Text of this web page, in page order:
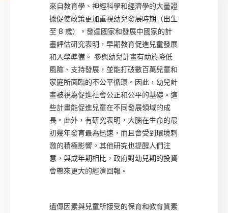
來自教育學、神經科學和經濟學的大量證
據促使政策更加重視幼兒發展時期（出生
至 8 歲）。發達國家和發展中國家的計
畫評估研究表明，早期教育促進兒童發展
和入學準備。 參與幼兒計畫有助於降低
風險、支持發展，並能打破數百萬兒童和
家庭所面臨的不公平循環。因此，幼兒計
畫被視為促進社會公正和公平的基礎。這
些計畫能促進兒童在不同發展領域的成
長。此外，有研究表明，大腦在生命的最
初幾年發育最為迅速，而且會受到環境刺
激的積極影響。其他研究也提醒人們注
意，與成年期相比，政府對幼兒期的投資
會帶來更大的經濟回報。
遺傳因素與兒童所接受的保育和教育質素